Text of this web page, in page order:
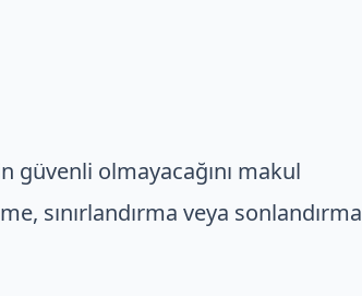
güvenli olmayacağını makul
sınırlandırma veya sonlandırma